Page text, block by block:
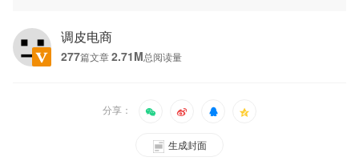
调皮电商
277篇文章 2.71M总阅读量
分享：
生成封面